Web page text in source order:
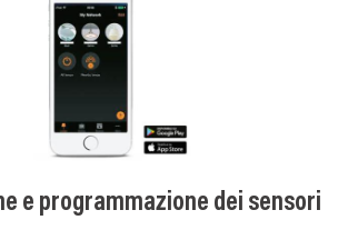
e programmazione dei sensori